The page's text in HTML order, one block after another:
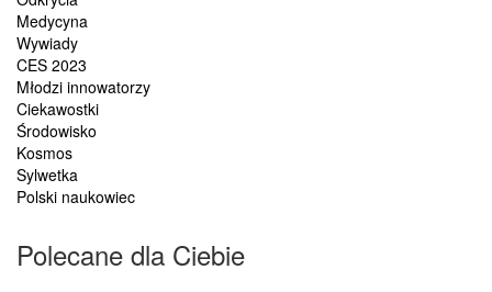
Medycyna
Wywiady
CES 2023
Młodzi innowatorzy
Ciekawostki
Środowisko
Kosmos
Sylwetka
Polski naukowiec
Polecane dla Ciebie